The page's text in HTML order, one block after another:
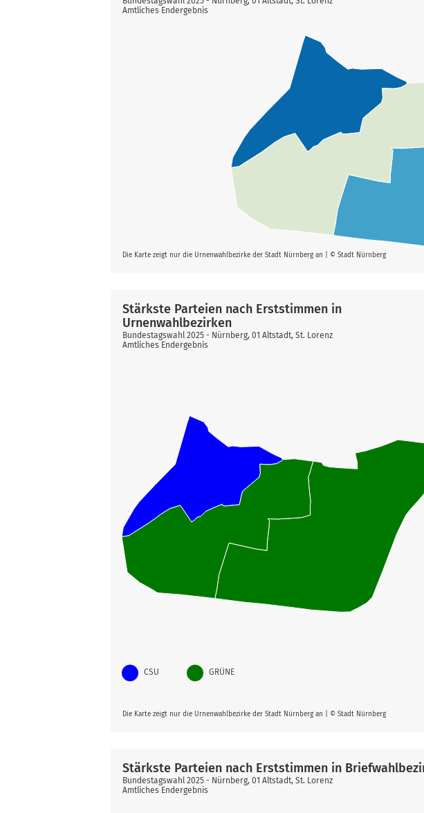
Die Karte zeigt nur die Urnenwahlbezirke der Stadt Nürnberg an | © Stadt Nürnberg
Amtliches Endergebnis
Die Karte zeigt nur die Urnenwahlbezirke der Stadt Nürnberg an | © Stadt Nürnberg
Stärkste Parteien nach Erststimmen in
Urnenwahlbezirken
Bundestagswahl 2025 - Nürnberg, 01 Altstadt, St. Lorenz
Amtliches Endergebnis
CSU GRÜNE
Stärkste Parteien nach Erststimmen in
Bundestagswahl 2025 - Nürnberg, 01 Altstadt, St. Lorenz
Amtliches Endergebnis